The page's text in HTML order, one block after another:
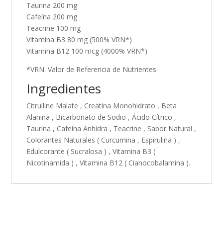
Taurina 200 mg
Cafeína 200 mg
Teacrine 100 mg
Vitamina B3 80 mg (500% VRN*)
Vitamina B12 100 mcg (4000% VRN*)
*VRN: Valor de Referencia de Nutrientes
Ingredientes
Citrulline Malate , Creatina Monohidrato , Beta
Alanina , Bicarbonato de Sodio , Ácido Cítrico ,
Taurina , Cafeína Anhidra , Teacrine , Sabor Natural ,
Colorantes Naturales ( Curcumina , Espirulina ) ,
Edulcorante ( Sucralosa ) , Vitamina B3 (
Nicotinamida ) , Vitamina B12 ( Cianocobalamina ).